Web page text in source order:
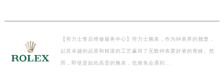
【劳力士售后维修服务中心】劳力士腕表，作为钟表界的翘楚，
以其卓越的品质和精湛的工艺赢得了无数钟表爱好者的青睐。然
而，即使是如此高贵的腕表，也难免会遇到…